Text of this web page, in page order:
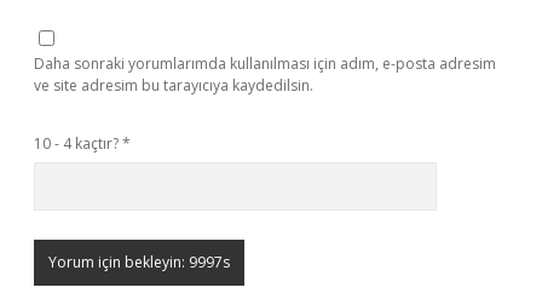
Daha sonraki yorumlarımda kullanılması için adım, e-posta adresim
ve site adresim bu tarayıcıya kaydedilsin.
10 - 4 kaçtır?*